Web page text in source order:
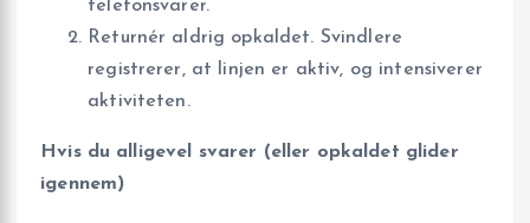
telefonsvarer.
Returnér aldrig opkaldet. Svindlere
registrerer, at linjen er aktiv, og intensiverer
aktiviteten.
Hvis du alligevel svarer (eller opkaldet glider
igennem)